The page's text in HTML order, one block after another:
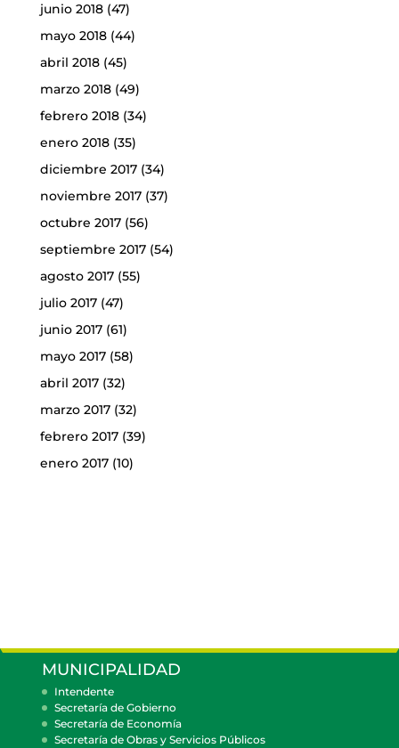
junio 2018(47)
mayo 2018(44)
abril 2018(45)
marzo 2018(49)
febrero 2018(34)
enero 2018(35)
diciembre 2017(34)
noviembre 2017(37)
octubre 2017(56)
septiembre 2017(54)
agosto 2017(55)
julio 2017(47)
junio 2017(61)
mayo 2017(58)
abril 2017(32)
marzo 2017(32)
febrero 2017(39)
enero 2017(10)
MUNICIPALIDAD
Intendente
Secretaría de Gobierno
Secretaría de Economía
Secretaría de Obras y Servicios Públicos